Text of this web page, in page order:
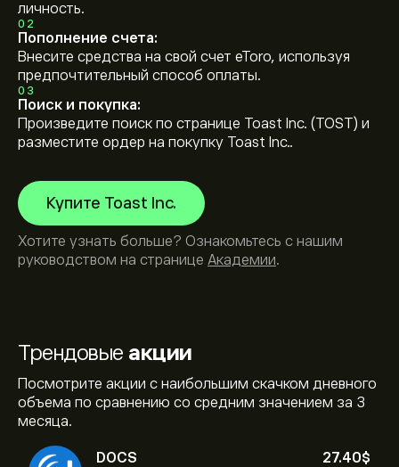
Трендовые акции
Посмотрите акции с наибольшим скачком дневного
объема по сравнению со средним значением за 3
месяца.
DOCS
27.40‎$‎
личность.
02
Пополнение счета:
Внесите средства на свой счет eToro, используя
предпочтительный способ оплаты.
03
Поиск и покупка:
Произведите поиск по странице Toast Inc. (TOST) и
разместите ордер на покупку Toast Inc..
Купите Toast Inc.
Хотите узнать больше? Ознакомьтесь с нашим
руководством на странице Академии.